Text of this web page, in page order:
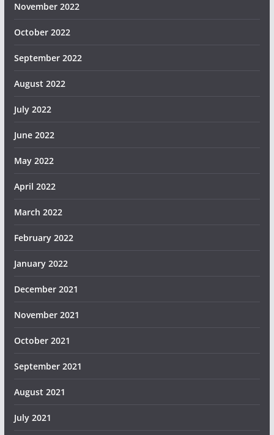
November 2022
October 2022
September 2022
August 2022
July 2022
June 2022
May 2022
April 2022
March 2022
February 2022
January 2022
December 2021
November 2021
October 2021
September 2021
August 2021
July 2021